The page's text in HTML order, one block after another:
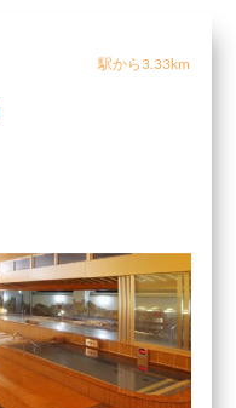
駅から3.33km